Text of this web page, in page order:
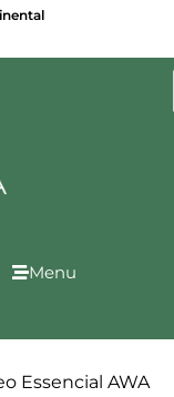
Menu
Essencial AWA